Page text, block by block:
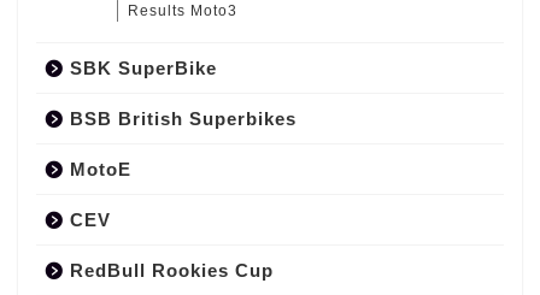
Results Moto3
SBK SuperBike
BSB British Superbikes
MotoE
CEV
RedBull Rookies Cup